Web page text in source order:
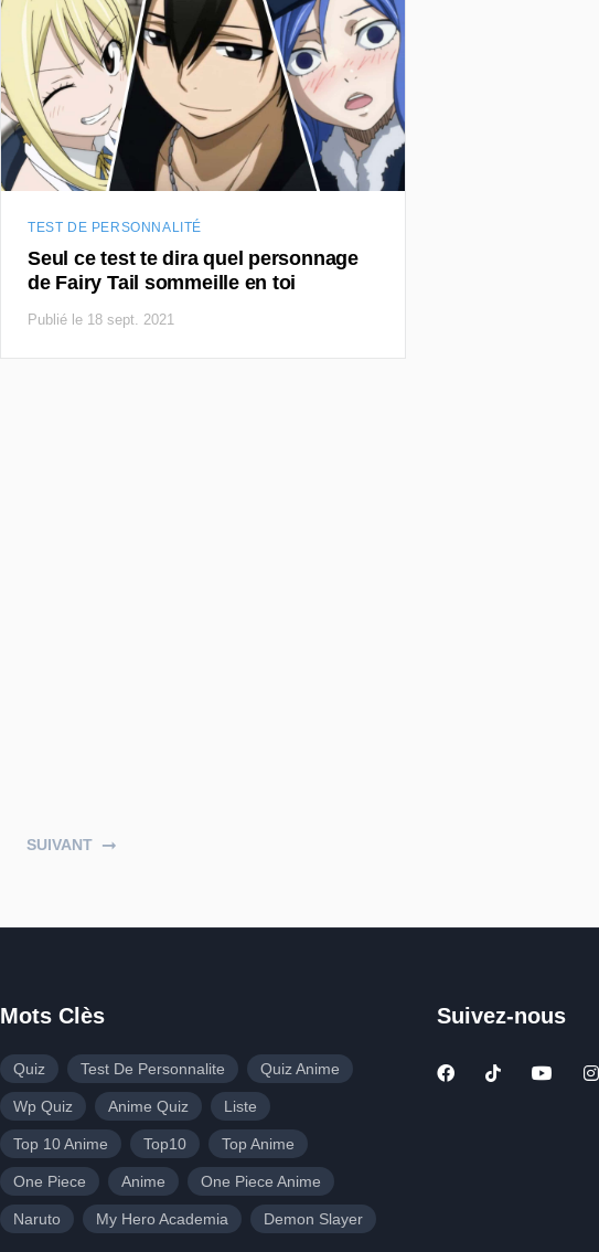
TEST DE PERSONNALITÉ
Seul ce test te dira quel personnage
de Fairy Tail sommeille en toi
Publié le 18 sept. 2021
SUIVANT
Mots Clès
Quiz Test De Personnalite Quiz Anime
Wp Quiz Anime Quiz Liste
Top 10 Anime Top10 Top Anime
One Piece Anime One Piece Anime
Naruto My Hero Academia Demon Slayer
Suivez-nous